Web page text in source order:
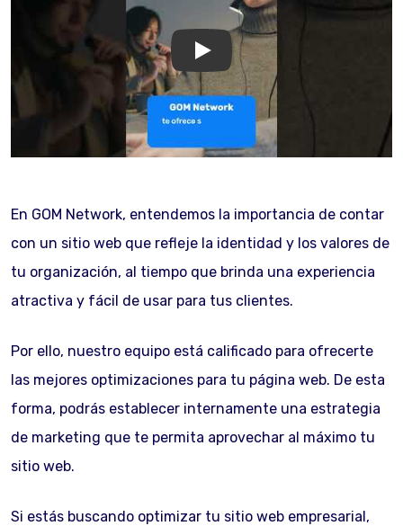
GOM Network
En GOM Network, entendemos la importancia de contar
con un sitio web que refleje la identidad y los valores de
tu organización, al tiempo que brinda una experiencia
atractiva y fácil de usar para tus clientes.
Por ello, nuestro equipo está calificado para ofrecerte
las mejores optimizaciones para tu página web. De esta
forma, podrás establecer internamente una estrategia
de marketing que te permita aprovechar al máximo tu
sitio web.
Si estás buscando optimizar tu sitio web empresarial,